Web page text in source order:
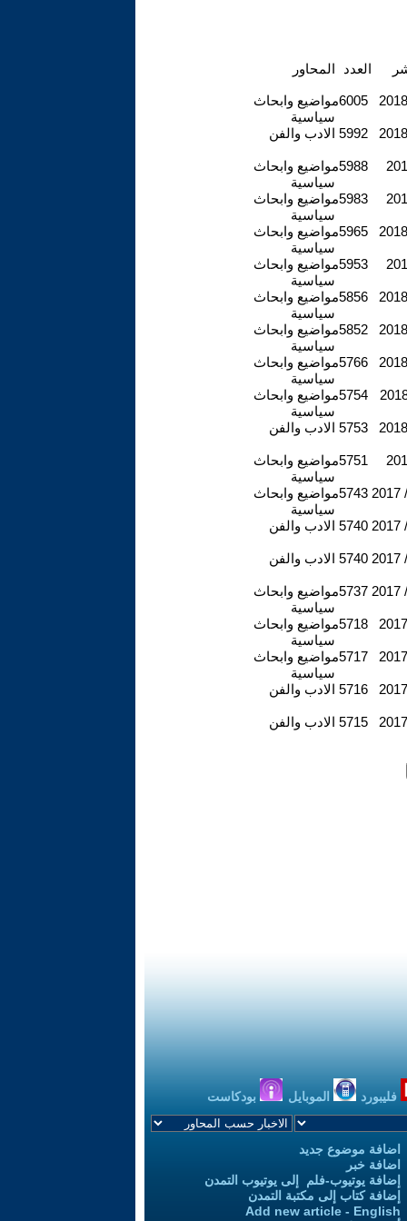
العدد
مواضيع وابحاث
سياسية
6005
الادب والفن 5992
مواضيع وابحاث
سياسية
5988
مواضيع وابحاث
سياسية
5983
مواضيع وابحاث
سياسية
5965
مواضيع وابحاث
سياسية
5953
مواضيع وابحاث
سياسية
5856
مواضيع وابحاث
سياسية
5852
مواضيع وابحاث
سياسية
5766
مواضيع وابحاث
سياسية
5754
الادب والفن 5753
مواضيع وابحاث
سياسية
5751
مواضيع وابحاث
سياسية
5743 2017
الادب والفن 5740 2017
الادب والفن 5740 2017
مواضيع وابحاث
سياسية
5737 2017
مواضيع وابحاث
سياسية
5718
مواضيع وابحاث
سياسية
5717
الادب والفن 5716
الادب والفن 5715
فليبورد الموبايل بودكاست
اضافة موضوع جديد
اضافة خبر
إضافة يوتيوب-فلم إلى يوتيوب التمدن
إضافة كتاب إلى مكتبة التمدن
Add new article - English